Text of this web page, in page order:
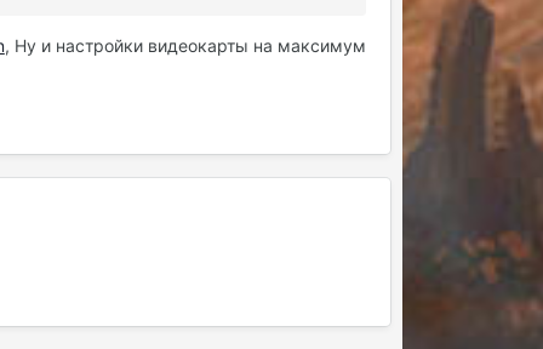
, Ну и настройки видеокарты на максимум